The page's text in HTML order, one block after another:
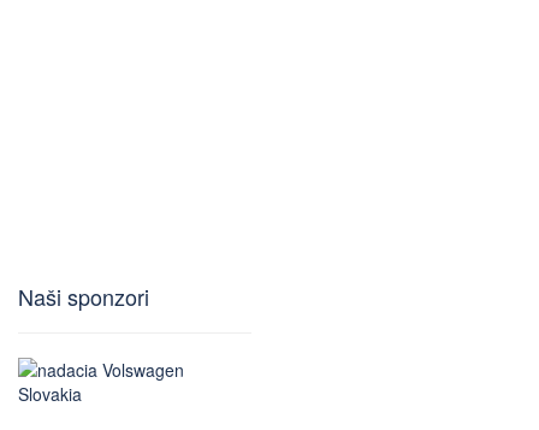
Naši sponzori